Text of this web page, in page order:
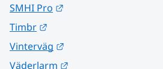
SMHI Pro
Timbr
Vinterväg
Väderlarm